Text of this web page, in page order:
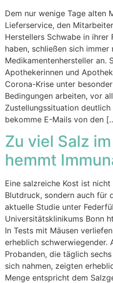
Dem nur wenige Tage alten
Lieferservice, den
Herstellers Schwabe in ihrer
haben, schließen sich
Medikamentenhersteller an.
Apothekerinnen und
Corona-Krise unter
Bedingungen arbeiten, vor
Zustellungssituation
bekomme E-Mails von den
Zu viel Salz
hemmt
Eine salzreiche Kost ist
Blutdruck, sondern auch für
aktuelle Studie unter
Universitätsklinikums Bonn
In Tests mit Mäusen
erheblich schwerwiegender.
Probanden, die täglich
sich nahmen, zeigten
Menge entspricht dem